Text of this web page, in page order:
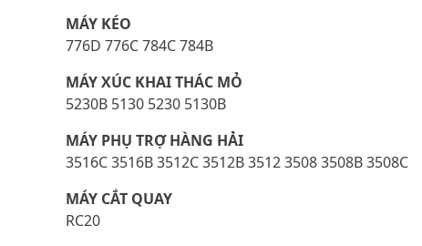
MÁY KÉO
776D 776C 784C 784B
MÁY XÚC KHAI THÁC MỎ
5230B 5130 5230 5130B
MÁY PHỤ TRỢ HÀNG HẢI
3516C 3516B 3512C 3512B 3512 3508 3508B 3508C
MÁY CẮT QUAY
RC20